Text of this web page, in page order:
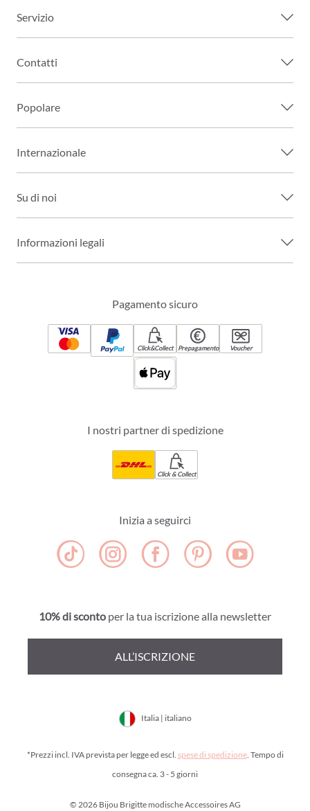
Servizio
Contatti
Popolare
Internazionale
Su di noi
Informazioni legali
Pagamento sicuro
Click&Collect Prepagamento Voucher
I nostri partner di spedizione
Click & Collect
Inizia a seguirci
10% di sconto per la tua iscrizione alla newsletter
ALL’ISCRIZIONE
Italia | italiano
*Prezzi incl. IVA prevista per legge ed escl. spese di spedizione. Tempo di
consegna ca. 3 - 5 giorni
© 2026 Bijou Brigitte modische Accessoires AG